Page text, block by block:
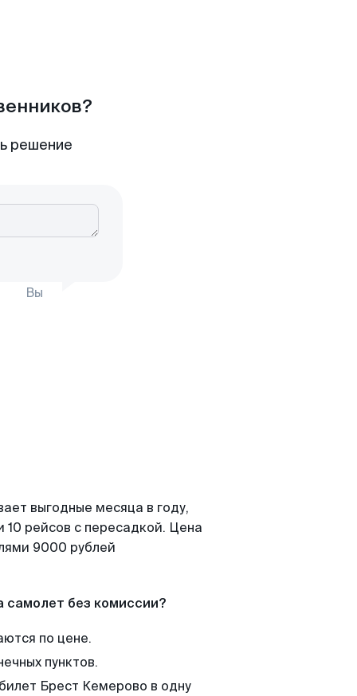
решение
Вы
выгодные месяца в году,
рейсов с пересадкой. Цена
9000 рублей
самолет без комиссии?
по цене.
пунктов.
Брест Кемерово в одну